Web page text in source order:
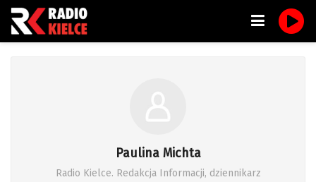
Paulina Michta
Radio Kielce. Redakcja Informacji, dziennikarz